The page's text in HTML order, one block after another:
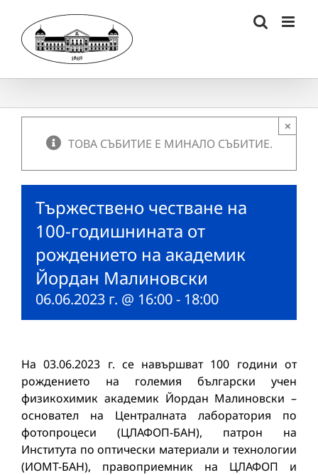
content
ТОВА СЪБИТИЕ Е МИНАЛО СЪБИТИЕ.
×
Тържествено честване на
100-годишнината от
рождението на академик
Йордан Малиновски
06.06.2023 г. @ 16:00- 18:00
На 03.06.2023 г. се навършват 100 години от
рождението на големия български учен
физикохимик академик Йордан Малиновски –
основател на Централната лаборатория по
фотопроцеси (ЦЛАФОП-БАН), патрон на
Института по оптически материали и технологии
(ИОМТ-БАН), правоприемник на ЦЛАФОП и